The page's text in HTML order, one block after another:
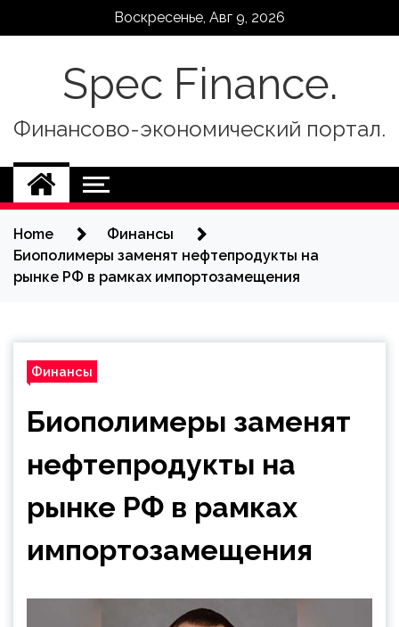
Воскресенье, Авг 9, 2026
Spec Finance.
Финансово-экономический портал.
Home
Финансы
Биополимеры заменят нефтепродукты на
рынке РФ в рамках импортозамещения
Финансы
Биополимеры заменят
нефтепродукты на
рынке РФ в рамках
импортозамещения